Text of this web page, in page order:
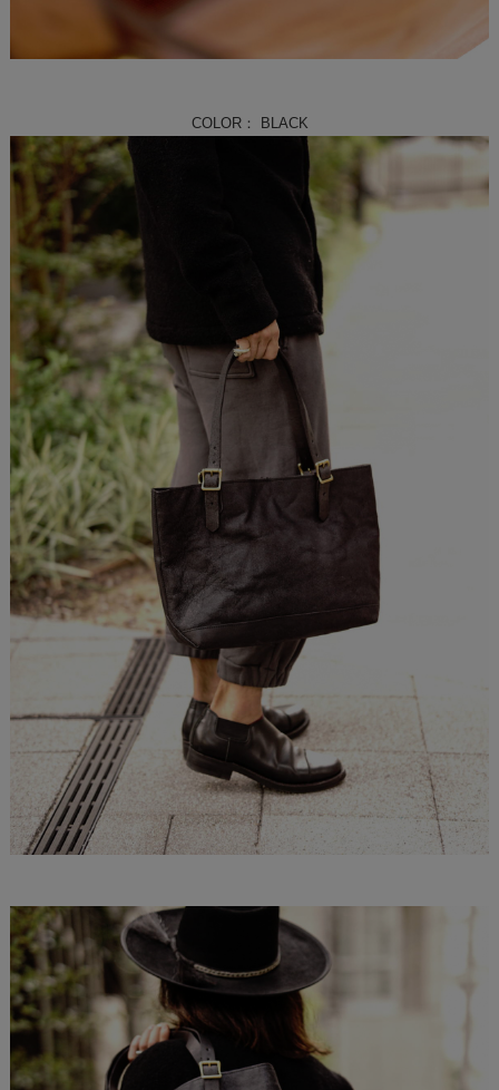
COLOR： BLACK